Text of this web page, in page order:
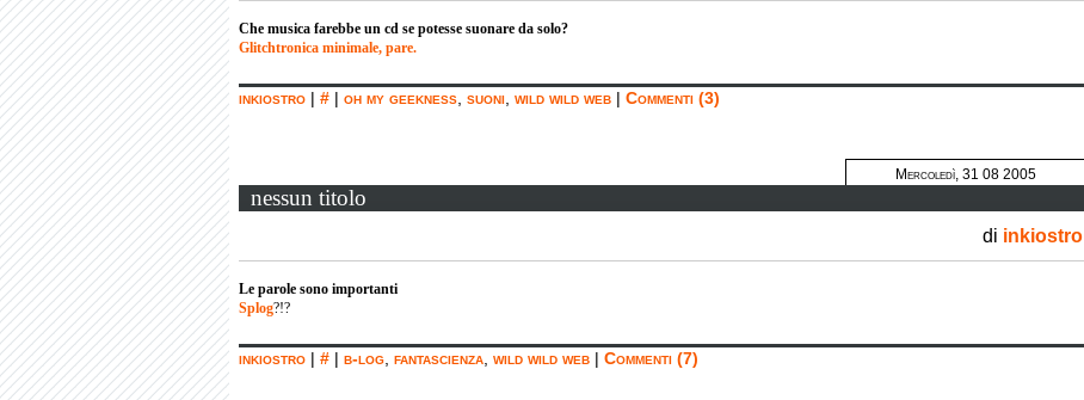
Che musica farebbe un cd se potesse suonare da solo?
Glitchtronica minimale, pare.
inkiostro | # | oh my geekness suoni wild wild web | Commenti (3)
Mercoledì, 31 08 2005
nessun titolo
di inkiostro
Le parole sono importanti
Splog?!?
inkiostro | # | b-log fantascienza wild wild web | Commenti (7)